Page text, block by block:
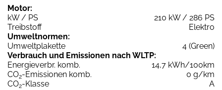
Motor:
kW / PS
210 kW / 286 PS
Treibstoff
Elektro
Umweltnormen:
Umweltplakette
4 (Green)
Verbrauch und Emissionen nach WLTP:
Energieverbr. komb.
14,7 kWh/100km
CO2-Emissionen komb.
0 g/km
CO2-Klasse
A